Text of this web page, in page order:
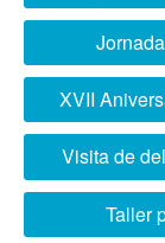
XVII
Visita de
Taller